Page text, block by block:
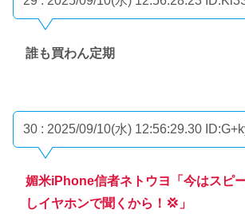
誰も買わん定期
30 : 2025/09/10(水) 12:56:29.30
媚米iPhone信者ネトウヨ「今はスピ
しイヤホンで聞くから！💢」